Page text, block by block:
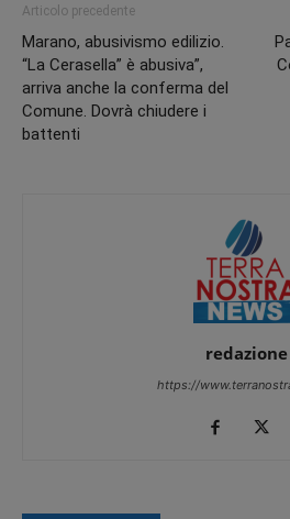
Articolo precedente
Marano, abusivismo edilizio.
“La Cerasella” è abusiva”,
arriva anche la conferma del
Comune. Dovrà chiudere i
battenti
redazione
https://